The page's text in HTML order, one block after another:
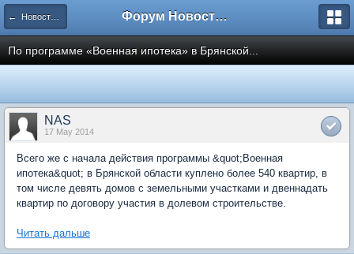
← Новости рынка недвижимости Форум Новостройки
По программе «Военная ипотека» в Брянской...
NAS
17 May 2014
Всего же с начала действия программы &quot;Военная
ипотека&quot; в Брянской области куплено более 540 квартир, в
том числе девять домов с земельными участками и двеннадать
квартир по договору участия в долевом строительстве.
Читать дальше